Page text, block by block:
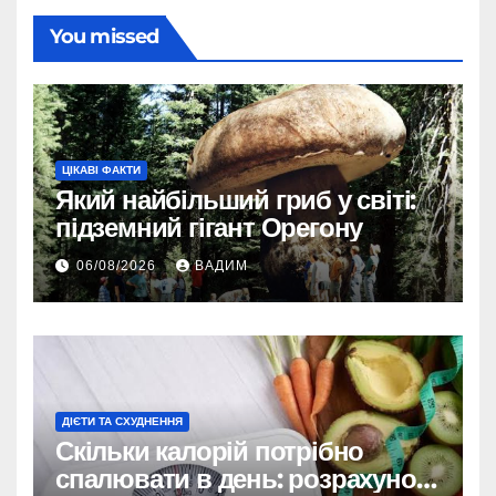
You missed
ЦІКАВІ ФАКТИ
Який найбільший гриб у світі:
підземний гігант Орегону
06/08/2026 ВАДИМ
ДІЄТИ ТА СХУДНЕННЯ
Скільки калорій потрібно
спалювати в день: розрахунок